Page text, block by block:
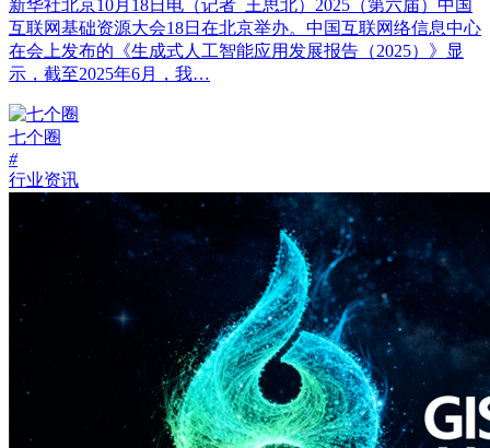
新华社北京10月18日电（记者 王思北）2025（第六届）中国
互联网基础资源大会18日在北京举办。中国互联网络信息中心
在会上发布的《生成式人工智能应用发展报告（2025）》显
示，截至2025年6月，我…
七个圈
#
行业资讯